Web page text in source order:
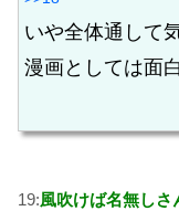
いや全体通して
漫画としては面
19:風吹けば名無しさ